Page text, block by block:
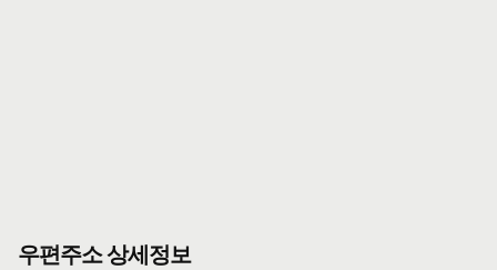
우편주소 상세정보